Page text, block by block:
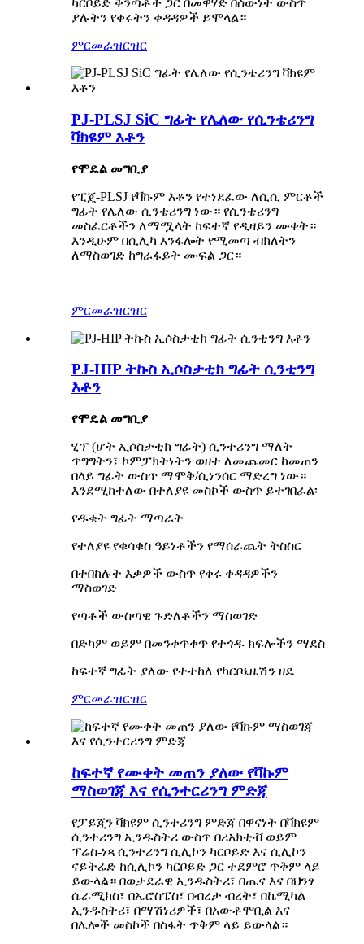
ካርቦይድ ቅንጣቶች ጋር በመዋሃድ በሰውነት ውስጥ
ያሉትን የቀሩትን ቀዳዳዎች ይሞላል።
ምርመራዝርዝር
PJ-PLSJ SiC ግፊት የሌለው የሲንቴሪንግ
ቫክዩም እቶን
የሞዴል መግቢያ
የፒጄ-PLSJ የቫኩም እቶን የተነደፈው ለሲሲ ምርቶች
ግፊት የሌለው ሲንቴሪንግ ነው። የሲንቴሪንግ
መስፈርቶችን ለማሟላት ከፍተኛ የዲዛይን ሙቀት።
እንዲሁም በሲሊካ እንፋሎት የሚመጣ ብክለትን
ለማስወገድ ከግራፋይት ሙፍል ጋር።
ምርመራዝርዝር
PJ-HIP ትኩስ ኢሶስታቲክ ግፊት ሲንቲንግ
እቶን
የሞዴል መግቢያ
ሂፕ (ሆት ኢሶስታቲክ ግፊት) ሲንተሪንግ ማለት
ጥግግትን፣ ኮምፓክትነትን ወዘተ ለመጨመር ከመጠን
በላይ ግፊት ውስጥ ማሞቅ/ሲነንሰር ማድረግ ነው።
እንደሚከተለው በተለያዩ መስኮች ውስጥ ይተገበራል፡
የዱቄት ግፊት ማጣራት
የተለያዩ የቁሳቁስ ዓይነቶችን የማሰራጨት ትስስር
በተበከሉት እቃዎች ውስጥ የቀሩ ቀዳዳዎችን
ማስወገድ
የጣቶች ውስጣዊ ጉድለቶችን ማስወገድ
በድካም ወይም በመንቀጥቀጥ የተጎዱ ክፍሎችን ማደስ
ከፍተኛ ግፊት ያለው የተተከለ የካርቦኔዜሽን ዘዴ
ምርመራዝርዝር
ከፍተኛ የሙቀት መጠን ያለው የቫኩም
ማስወገጃ እና የሲንተርሪንግ ምድጃ
የፓይጂን ቫክዩም ሲንተሪንግ ምድጃ በዋናነት በቫክዩም
ሲንተሪንግ ኢንዱስትሪ ውስጥ በሪአክቲቭ ወይም
ፕሬስ-ነጻ ሲንተሪንግ ሲሊኮን ካርቦይድ እና ሲሊኮን
ናይትሬድ ከሲሊኮን ካርቦይድ ጋር ተደምሮ ጥቅም ላይ
ይውላል። በወታደራዊ ኢንዱስትሪ፣ በጤና እና በህንፃ
ሴራሚክስ፣ በኤሮስፔስ፣ በብረታ ብረት፣ በኬሚካል
ኢንዱስትሪ፣ በማሽነሪዎች፣ በአውቶሞቢል እና
በሌሎች መስኮች በስፋት ጥቅም ላይ ይውላል።